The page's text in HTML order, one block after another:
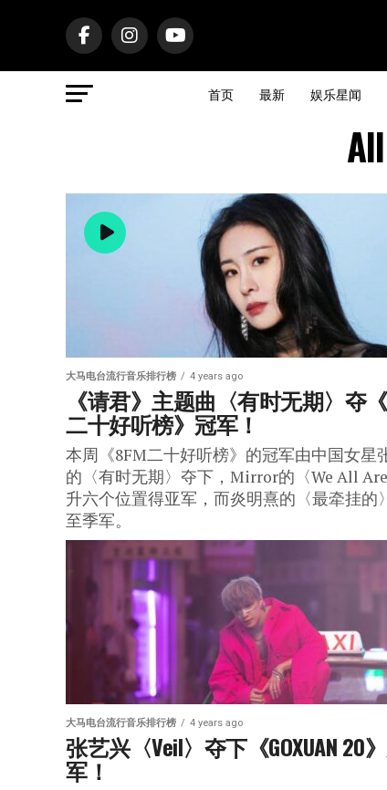
首页 最新 娱乐星闻
大马电台流行音乐排行榜 4 years ago
《请君》主题曲〈有时无期〉夺
二十好听榜》冠军！
本周《8FM二十好听榜》的冠军由中国女星
的〈有时无期〉夺下，Mirror的〈We All
升六个位置得亚军，而炎明熹的〈最牵挂的
至季军。
大马电台流行音乐排行榜 4 years ago
张艺兴〈Veil〉夺下《GOXUAN 20
军！